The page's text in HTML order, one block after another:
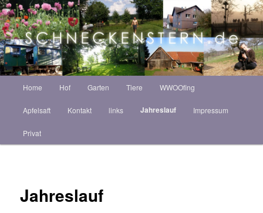
Zum
Inhalt
wechseln
Schneckenstern HOF
ZINT ANNEKATRIN
Home Hof Garten Tiere WWOOfing
Apfelsaft Kontakt links Jahreslauf Impressum
Privat
Jahreslauf